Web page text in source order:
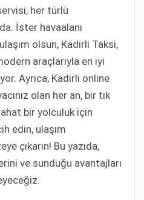
her türlü
İster havaalanı
olsun, Kadirli Taksi,
araçlarıyla en iyi
Ayrıca, Kadirli online
olan her an, bir tık
bir yolculuk için
edin, ulaşım
çıkarın! Bu yazıda,
ve sunduğu avantajları